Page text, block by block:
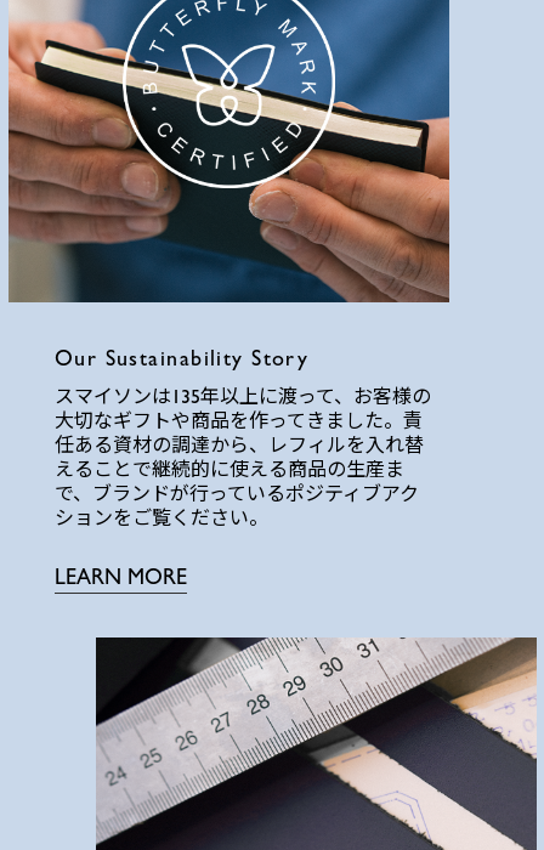
Our Sustainability Story
スマイソンは135年以上に渡って、お客様の
大切なギフトや商品を作ってきました。責
任ある資材の調達から、レフィルを入れ替
えることで継続的に使える商品の生産ま
で、ブランドが行っているポジティブアク
ションをご覧ください。
LEARN MORE